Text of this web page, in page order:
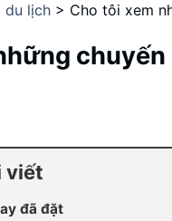
du lịch > Cho tôi xem
viết
đã đặt